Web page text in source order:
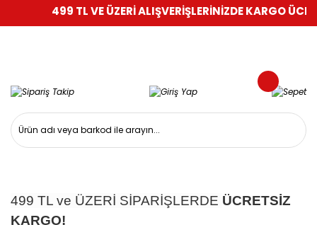
499 TL VE ÜZERİ ALIŞVERİŞLERİNİZDE KARGO
499 TL ve ÜZERİ SİPARİŞLERDE ÜCRETSİZ
KARGO!